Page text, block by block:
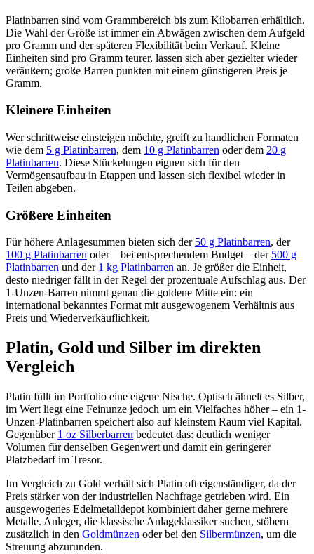
Platinbarren sind vom Grammbereich bis zum Kilobarren erhältlich.
Die Wahl der Größe ist immer ein Abwägen zwischen dem Aufgeld
pro Gramm und der späteren Flexibilität beim Verkauf. Kleine
Einheiten sind pro Gramm teurer, lassen sich aber gezielter wieder
veräußern; große Barren punkten mit einem günstigeren Preis je
Gramm.
Kleinere Einheiten
Wer schrittweise einsteigen möchte, greift zu handlichen Formaten
wie dem 5 g Platinbarren, dem 10 g Platinbarren oder dem 20 g
Platinbarren. Diese Stückelungen eignen sich für den
Vermögensaufbau in Etappen und lassen sich flexibel wieder in
Teilen abgeben.
Größere Einheiten
Für höhere Anlagesummen bieten sich der 50 g Platinbarren, der
100 g Platinbarren oder – bei entsprechendem Budget – der 500 g
Platinbarren und der 1 kg Platinbarren an. Je größer die Einheit,
desto niedriger fällt in der Regel der prozentuale Aufschlag aus. Der
1-Unzen-Barren nimmt genau die goldene Mitte ein: ein
international bekanntes Format mit ausgewogenem Verhältnis aus
Preis und Wiederverkäuflichkeit.
Platin, Gold und Silber im direkten
Vergleich
Platin füllt im Portfolio eine eigene Nische. Optisch ähnelt es Silber,
im Wert liegt eine Feinunze jedoch um ein Vielfaches höher – ein 1-
Unzen-Platinbarren speichert also auf kleinstem Raum viel Kapital.
Gegenüber 1 oz Silberbarren bedeutet das: deutlich weniger
Volumen für denselben Gegenwert und damit ein geringerer
Platzbedarf im Tresor.
Im Vergleich zu Gold verhält sich Platin oft eigenständiger, da der
Preis stärker von der industriellen Nachfrage getrieben wird. Ein
ausgewogenes Edelmetalldepot kombiniert daher gerne mehrere
Metalle. Anleger, die klassische Anlageklassiker suchen, stöbern
zusätzlich in den Goldmünzen oder bei den Silbermünzen, um die
Streuung abzurunden.